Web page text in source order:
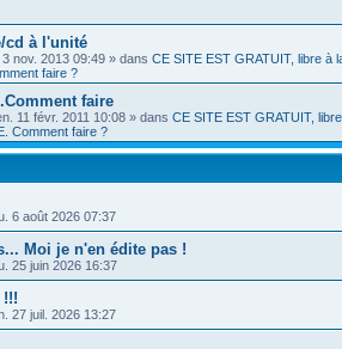
cd à l'unité
3 nov. 2013 09:49 » dans CE SITE EST GRATUIT, libre à
faire ?
faire
11 févr. 2011 10:08 » dans CE SITE EST GRATUIT,
Comment faire ?
6 août 2026 07:37
Moi je n'en édite pas !
25 juin 2026 16:37
!!!
27 juil. 2026 13:27